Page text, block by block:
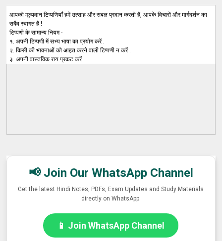
आपकी मूल्यवान टिप्पणियाँ हमें उत्साह और सबल प्रदान करती हैं, आपके विचारों और मार्गदर्शन का
सदैव स्वागत है !
टिप्पणी के सामान्य नियम -
१. अपनी टिप्पणी में सभ्य भाषा का प्रयोग करें .
२. किसी की भावनाओं को आहत करने वाली टिप्पणी न करें .
३. अपनी वास्तविक राय प्रकट करें .
📢 Join Our WhatsApp Channel
Get the latest Hindi Notes, PDFs, Exam Updates and Study Materials
directly on WhatsApp.
📱 Join WhatsApp Channel